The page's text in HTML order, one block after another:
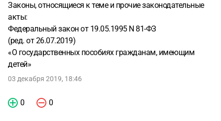
Законы, относящиеся к теме и прочие законодательные
акты:
Федеральный закон от 19.05.1995 N 81-ФЗ
(ред. от 26.07.2019)
«О государственных пособиях гражданам, имеющим
детей»
03 декабря 2019, 18:46
0 0